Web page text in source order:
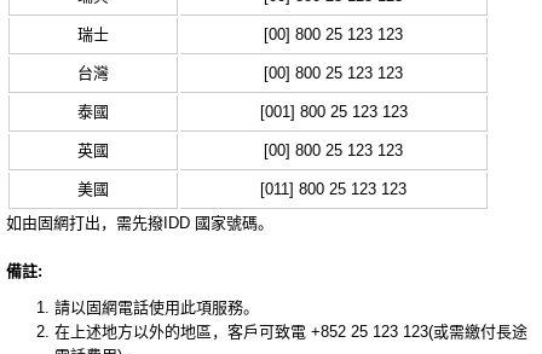
瑞士 [00] 800 25 123 123
台灣 [00] 800 25 123 123
泰國 [001] 800 25 123 123
英國 [00] 800 25 123 123
美國
[011] 800 25 123 123
如由固網打出，需先撥IDD 國家號碼。
備註:
請以固網電話使用此項服務。
在上述地方以外的地區，客戶可致電 +852 25 123 123(或需繳付長途